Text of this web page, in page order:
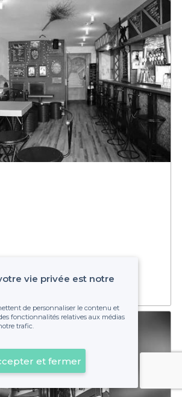
Voir sur la carte
vie privée est notre
de personnaliser le contenu et
fonctionnalités relatives aux médias
trafic.
et fermer